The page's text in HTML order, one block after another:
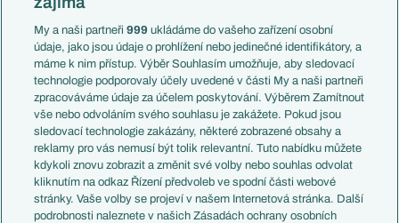
Liga národů
Témata
Představení týmů MS
EuroSkauting
PL v kostce
Evropské koeficienty
Přestupy
Přestupové spekulace
Zranění
Kluby
Arsenal FC
Francie
Itálie
Německo
Španělsko
Argentina
Brazílie
Přestupy
Zápasy
Livescore
Tipovací soutěž
My a naši partneři999 ukládáme do vašeho zařízení osobní
údaje, jako jsou údaje o prohlížení nebo jedinečné identifikátory, a
máme k nim přístup. Výběr Souhlasím umožňuje, aby sledovací
technologie podporovaly účely uvedené v části My a naši partneři
zpracováváme údaje za účelem poskytování. Výběrem Zamítnout
vše nebo odvoláním svého souhlasu je zakážete. Pokud jsou
sledovací technologie zakázány, některé zobrazené obsahy a
reklamy pro vás nemusí být tolik relevantní. Tuto nabídku můžete
kdykoli znovu zobrazit a změnit své volby nebo souhlas odvolat
kliknutím na odkaz Řízení předvoleb ve spodní části webové
stránky. Vaše volby se projeví v našem Internetová stránka. Další
podrobnosti naleznete v našich Zásadách ochrany osobních